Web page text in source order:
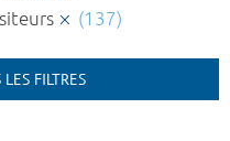
(137)
FILTRES